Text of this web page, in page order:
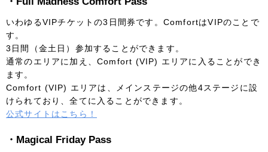
いわゆるVIPチケットの3日間券です。ComfortはVIPのことで
す。
3日間（金土日）参加することができます。
通常のエリアに加え、Comfort (VIP) エリアに入ることができ
ます。
Comfort (VIP) エリアは、メインステージの他4ステージに設
けられており、全てに入ることができます。
公式サイトはこちら！
・Magical Friday Pass